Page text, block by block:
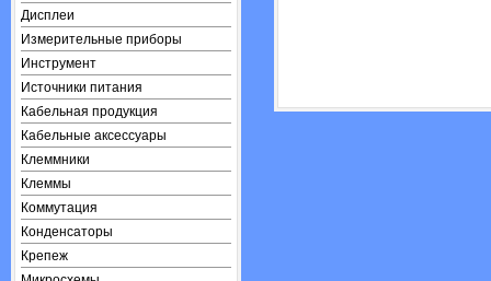
Дисплеи
Измерительные приборы
Инструмент
Источники питания
Кабельная продукция
Кабельные аксессуары
Клеммники
Клеммы
Коммутация
Конденсаторы
Крепеж